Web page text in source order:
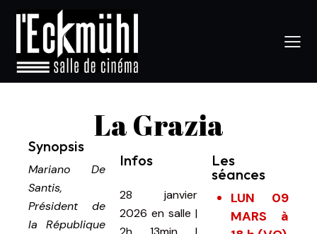
La Grazia
Synopsis
Mariano De
Santis,
Président de
la République
Infos
28 janvier
2026en salle |
Les
séances
LUN 09
MARS à